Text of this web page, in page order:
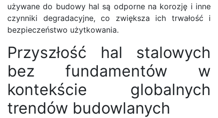
używane do budowy hal są odporne na korozję i inne
czynniki degradacyjne, co zwiększa ich trwałość i
bezpieczeństwo użytkowania.
Przyszłość hal stalowych
bez fundamentów w
kontekście globalnych
trendów budowlanych